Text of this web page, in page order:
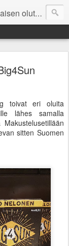
eli arvioidaan oluita, puolueettomasti.
toivat eri oluita
lähes samalla
sitten Suomen